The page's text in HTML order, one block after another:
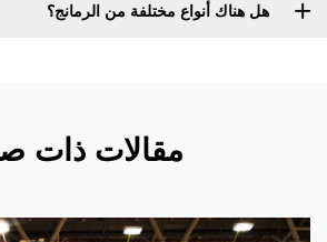
هل هناك أنواع مختلفة من الرمانج؟
مقالات ذات